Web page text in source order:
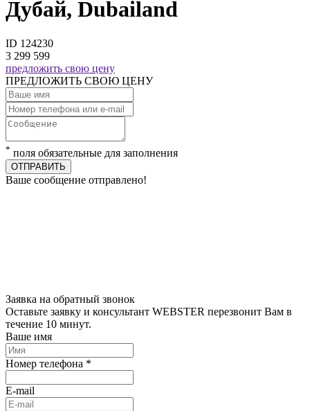
Дубай, Dubailand
ID 124230
3 299 599
предложить свою цену
ПРЕДЛОЖИТЬ СВОЮ ЦЕНУ
* поля обязательные для заполнения
ОТПРАВИТЬ
Ваше сообщение отправлено!
Заявка на обратный звонок
Оставьте заявку и консультант WEBSTER перезвонит Вам в
течение 10 минут.
Ваше имя
Номер телефона *
E-mail